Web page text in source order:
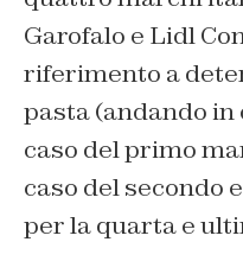
Garofalo e Lidl
riferimento a
pasta (andando
caso del primo
caso del secondo
per la quarta e